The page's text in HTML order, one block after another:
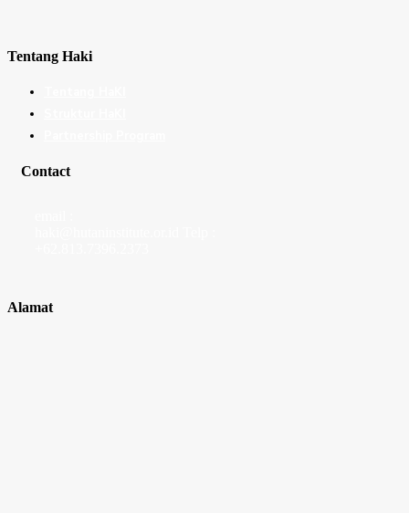
Tentang Haki
Contact
Alamat